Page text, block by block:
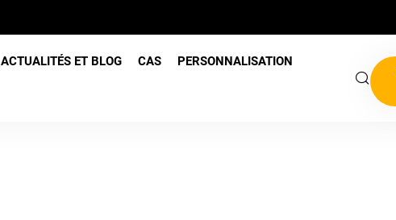
ACTUALITÉS ET BLOG CAS PERSONNALISATION